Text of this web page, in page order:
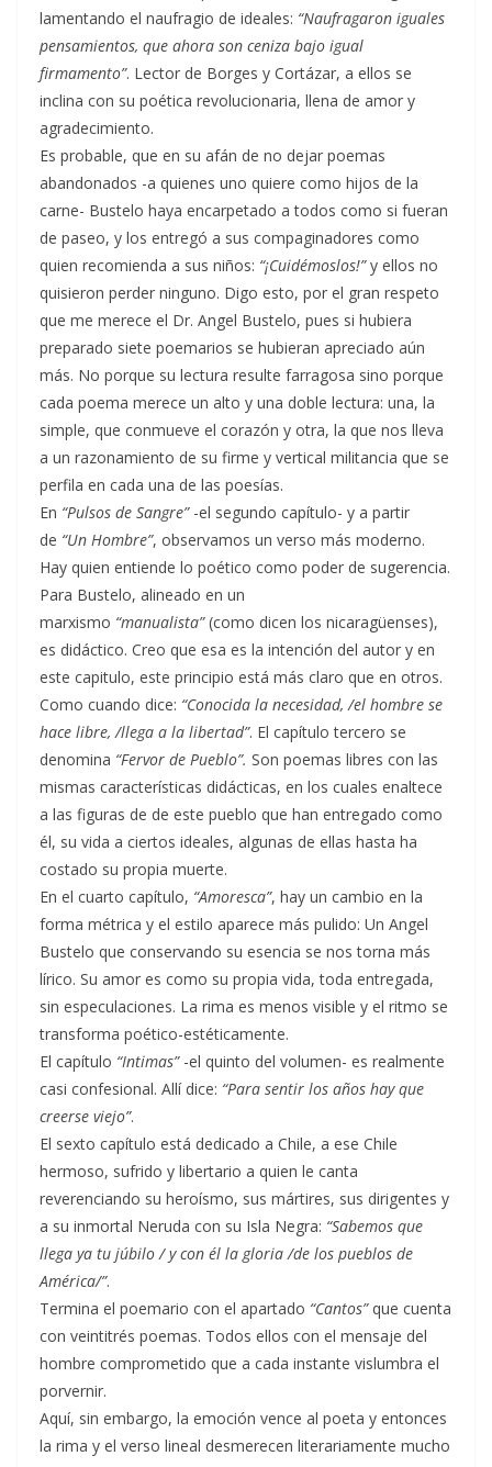
lamentando el naufragio de ideales: “Naufragaron iguales
pensamientos, que ahora son ceniza bajo igual
firmamento”. Lector de Borges y Cortázar, a ellos se
inclina con su poética revolucionaria, llena de amor y
agradecimiento.
Es probable, que en su afán de no dejar poemas
abandonados -a quienes uno quiere como hijos de la
carne- Bustelo haya encarpetado a todos como si fueran
de paseo, y los entregó a sus compaginadores como
quien recomienda a sus niños: “¡Cuidémoslos!”y ellos no
quisieron perder ninguno. Digo esto, por el gran respeto
que me merece el Dr. Angel Bustelo, pues si hubiera
preparado siete poemarios se hubieran apreciado aún
más. No porque su lectura resulte farragosa sino porque
cada poema merece un alto y una doble lectura: una, la
simple, que conmueve el corazón y otra, la que nos lleva
a un razonamiento de su firme y vertical militancia que se
perfila en cada una de las poesías.
En “Pulsos de Sangre”-el segundo capítulo- y a partir
de “Un Hombre”, observamos un verso más moderno.
Hay quien entiende lo poético como poder de sugerencia.
Para Bustelo, alineado en un
marxismo “manualista”(como dicen los nicaragüenses),
es didáctico. Creo que esa es la intención del autor y en
este capitulo, este principio está más claro que en otros.
Como cuando dice: “Conocida la necesidad, /el hombre se
hace libre, /llega a la libertad”. El capítulo tercero se
denomina “Fervor de Pueblo”. Son poemas libres con las
mismas características didácticas, en los cuales enaltece
a las figuras de de este pueblo que han entregado como
él, su vida a ciertos ideales, algunas de ellas hasta ha
costado su propia muerte.
En el cuarto capítulo, “Amoresca”, hay un cambio en la
forma métrica y el estilo aparece más pulido: Un Angel
Bustelo que conservando su esencia se nos torna más
lírico. Su amor es como su propia vida, toda entregada,
sin especulaciones. La rima es menos visible y el ritmo se
transforma poético-estéticamente.
El capítulo “Intimas”-el quinto del volumen- es realmente
casi confesional. Allí dice: “Para sentir los años hay que
creerse viejo”.
El sexto capítulo está dedicado a Chile, a ese Chile
hermoso, sufrido y libertario a quien le canta
reverenciando su heroísmo, sus mártires, sus dirigentes y
a su inmortal Neruda con su Isla Negra: “Sabemos que
llega ya tu júbilo / y con él la gloria /de los pueblos de
América/”.
Termina el poemario con el apartado “Cantos”que cuenta
con veintitrés poemas. Todos ellos con el mensaje del
hombre comprometido que a cada instante vislumbra el
porvernir.
Aquí, sin embargo, la emoción vence al poeta y entonces
la rima y el verso lineal desmerecen literariamente mucho